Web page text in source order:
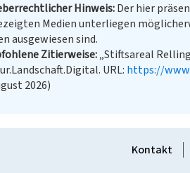
Hinweis Der hier
Medien unterliegen
ausgewiesen sind.
Zitierweise „Stiftsareal
URL: https://
2026)
Kontakt